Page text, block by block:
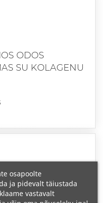
ODOS
SU KOLAGENU
osapoolte
ja pidevalt täiustada
vastavalt